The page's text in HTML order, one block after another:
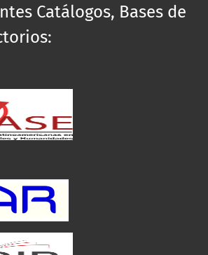
Catálogos, Bases de